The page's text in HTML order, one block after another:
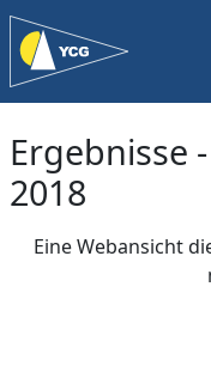
Ergebnisse
2018
Eine Webansicht